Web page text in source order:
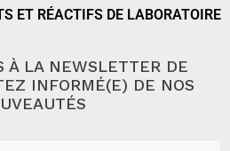
ET RÉACTIFS DE LABORATOIRE
À LA NEWSLETTER DE
INFORMÉ(E) DE NOS